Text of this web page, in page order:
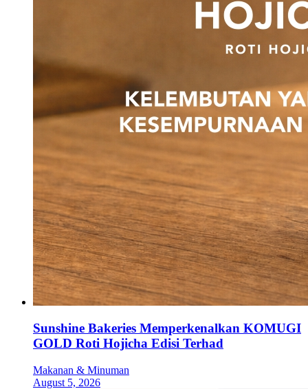
Sunshine Bakeries Memperkenalkan KOMUGI
GOLD Roti Hojicha Edisi Terhad
Makanan & Minuman
August 5, 2026